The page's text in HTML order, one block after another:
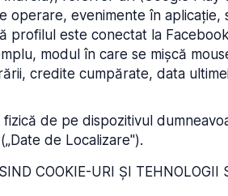
evenimente în aplicație,
profilul este conectat la
modul în care se mișcă
credite cumpărate, data
de pe dispozitivul
de Localizare").
COOKIE-URI ȘI TEHNOLOGII